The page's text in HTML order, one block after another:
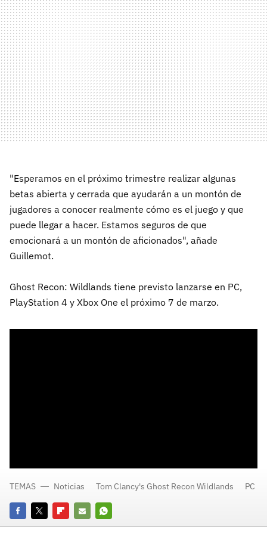
"Esperamos en el próximo trimestre realizar algunas
betas abierta y cerrada que ayudarán a un montón de
jugadores a conocer realmente cómo es el juego y que
puede llegar a hacer. Estamos seguros de que
emocionará a un montón de aficionados", añade
Guillemot.
Ghost Recon: Wildlands tiene previsto lanzarse en PC,
PlayStation 4 y Xbox One el próximo 7 de marzo.
FacebookTwitterFlipboard
E-
Whatsapp
TEMAS Noticias Tom Clancy's Ghost Recon Wildlands PC